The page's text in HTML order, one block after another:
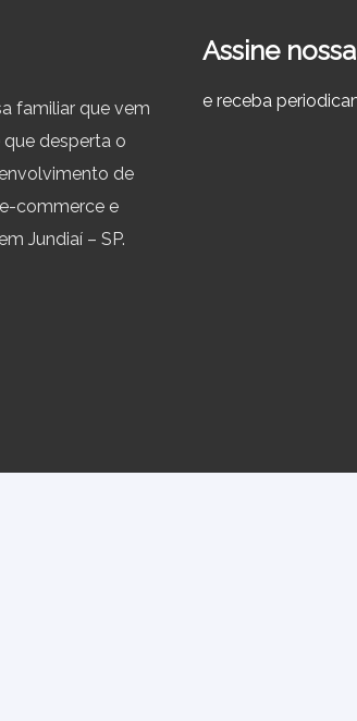
familiar que vem
desperta o
de
commerce e
Jundiaí – SP.
Assine
e receba